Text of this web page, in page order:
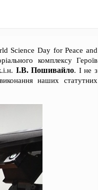
Science Day for Peace and
комплексу Героїв
І.В. Пошивайло. І не з
наших статутних